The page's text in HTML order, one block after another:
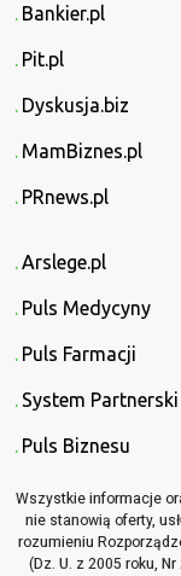
Bankier.pl
Pit.pl
Dyskusja.biz
MamBiznes.pl
PRnews.pl
Arslege.pl
Puls Medycyny
Puls Farmacji
System Partnerski
Puls Biznesu
Wszystkie informacje
nie stanowią oferty,
rozumieniu
(Dz. U. z 2005 roku,